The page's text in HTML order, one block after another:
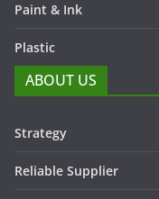
Paint & Ink
Plastic
ABOUT US
Strategy
Reliable Supplier